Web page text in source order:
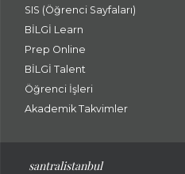
SIS (Öğrenci Sayfaları)
BİLGİ Learn
Prep Online
BİLGİ Talent
Öğrenci İşleri
Akademik Takvimler
santralistanbul